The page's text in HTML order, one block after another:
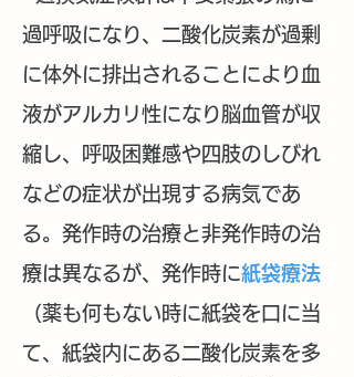
過呼吸になり、二酸化炭素が過剰
に体外に排出されることにより血
液がアルカリ性になり脳血管が収
縮し、呼吸困難感や四肢のしびれ
などの症状が出現する病気であ
る。発作時の治療と非発作時の治
療は異なるが、発作時に紙袋療法
（薬も何もない時に紙袋を口に当
て、紙袋内にある二酸化炭素を多